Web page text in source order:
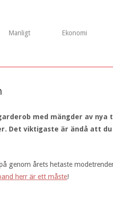
Manligt Ekonomi
med mängder av
Det viktigaste är ändå att
genom årets hetaste
herr är ett måste!